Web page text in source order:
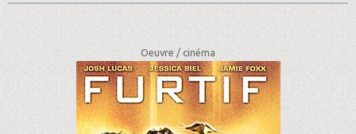
Oeuvre /cinéma